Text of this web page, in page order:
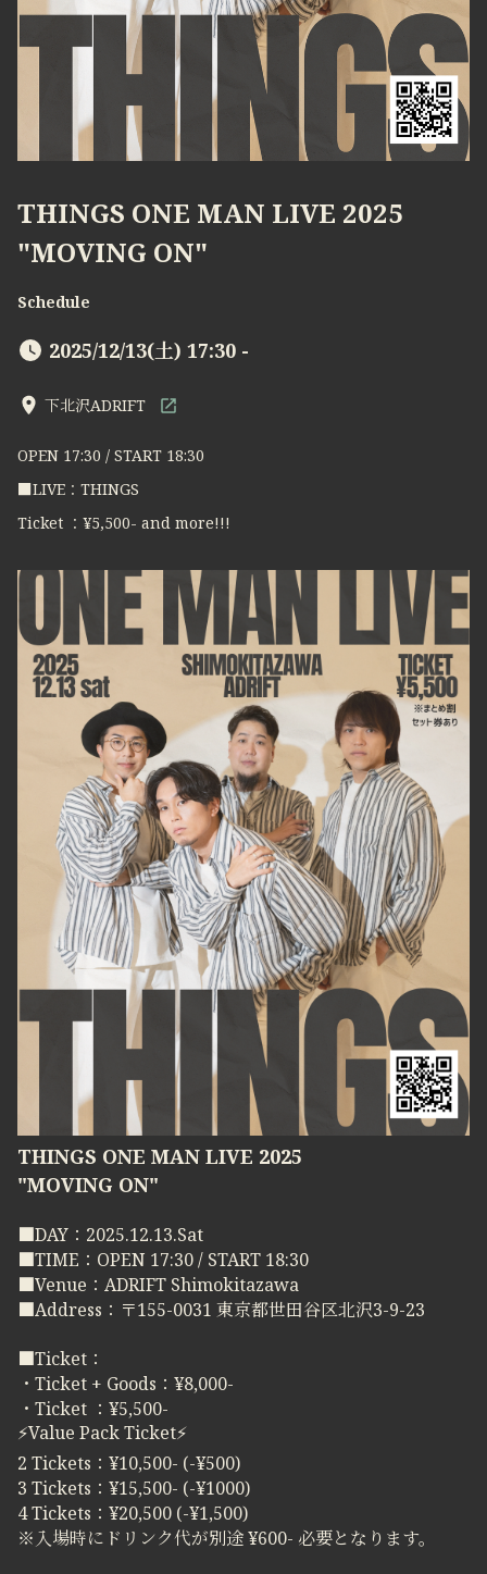
THINGS ONE MAN LIVE 2025
"MOVING ON"
Schedule
2025/12/13(土) 17:30 -
下北沢ADRIFT
OPEN 17:30 / START 18:30
■LIVE：THINGS
Ticket ：¥5,500- and more!!!
THINGS ONE MAN LIVE 2025
"MOVING ON"
■DAY：2025.12.13.Sat
■TIME：OPEN 17:30 / START 18:30
■Venue：ADRIFT Shimokitazawa
■Address：〒155-0031 東京都世田谷区北沢3-9-23
■Ticket：
・Ticket + Goods：¥8,000-
・Ticket ：¥5,500-
⚡️Value Pack Ticket⚡️
2 Tickets：¥10,500- (-¥500)
3 Tickets：¥15,500- (-¥1000)
4 Tickets：¥20,500 (-¥1,500)
※入場時にドリンク代が別途 ¥600- 必要となります。